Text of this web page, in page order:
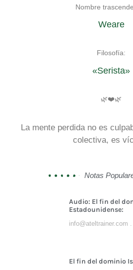
Nombre
Weare
Filosofía:
«Serista»
🌿❤️🌿
La mente perdida no es
colectiva, es
Notas
Audio: El fin del
Estadounidense:
info@ateltrainer.com
El fin del dominio